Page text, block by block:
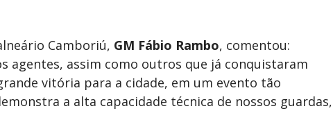
Camboriú, GM Fábio Rambo, comentou:
agentes, assim como outros que já conquistaram
vitória para a cidade, em um evento tão
a alta capacidade técnica de nossos guardas,